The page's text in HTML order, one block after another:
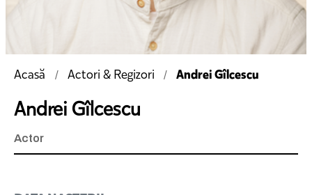
Acasă Actori & Regizori Andrei Gîlcescu
Andrei Gîlcescu
Actor